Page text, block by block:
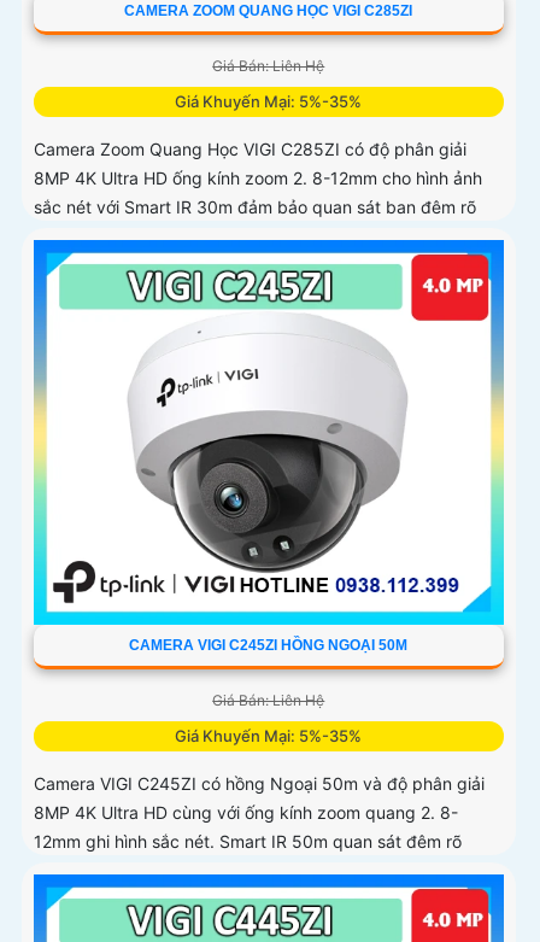
CAMERA ZOOM QUANG HỌC VIGI C285ZI
Giá Bán: Liên Hệ
Giá Khuyến Mại: 5%-35%
Camera Zoom Quang Học VIGI C285ZI có độ phân giải
8MP 4K Ultra HD ống kính zoom 2. 8-12mm cho hình ảnh
sắc nét với Smart IR 30m đảm bảo quan sát ban đêm rõ
ràng Micro tích hợp thu âm chất lượng Nhận diện người xe
cảnh báo xâm nhập chính xác
CAMERA VIGI C245ZI HỒNG NGOẠI 50M
Giá Bán: Liên Hệ
Giá Khuyến Mại: 5%-35%
Camera VIGI C245ZI có hồng Ngoại 50m và độ phân giải
8MP 4K Ultra HD cùng với ống kính zoom quang 2. 8-
12mm ghi hình sắc nét. Smart IR 50m quan sát đêm rõ
ràng, Micro tích hợp thu âm chân thực